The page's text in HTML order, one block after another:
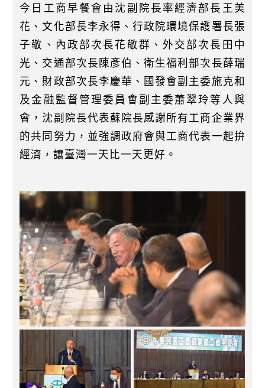
今日工商早餐會由沈副院長率經濟部長王美
花、文化部長李永得、行政院環境保護署長張
子敬、內政部次長花敬群、外交部次長田中
光、交通部次長陳彥伯、衛生福利部次長薛瑞
元、財政部次長李慶華、國發會副主委施克和
及金融監督管理委員會副主委蕭翠玲等人與
會，沈副院長代表蘇院長感謝所有工商企業界
的共同努力，並強調政府會與工商代表一起拚
經濟，讓臺灣一天比一天更好。